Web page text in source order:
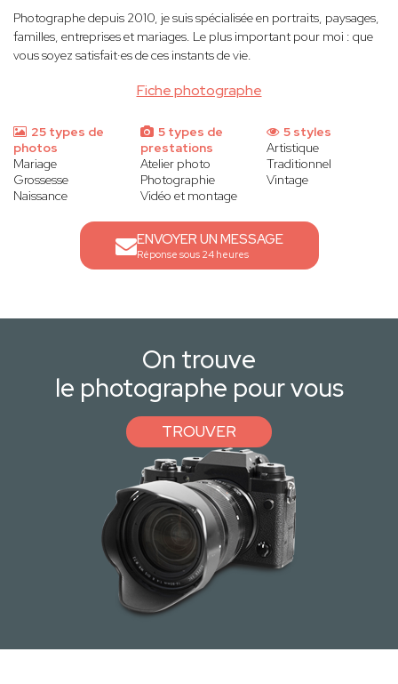
Fiche photographe
Photographe depuis 2010, je suis spécialisée en portraits, paysages,
familles, entreprises et mariages. Le plus important pour moi : que
vous soyez satisfait·es de ces instants de vie.
25 types de
photos
Mariage
Grossesse
Naissance
5 types de
prestations
Atelier photo
Photographie
Vidéo et montage
5 styles
Artistique
Traditionnel
Vintage
ENVOYER UN MESSAGE
Réponse sous 24 heures
On trouve
le photographe pour vous
TROUVER